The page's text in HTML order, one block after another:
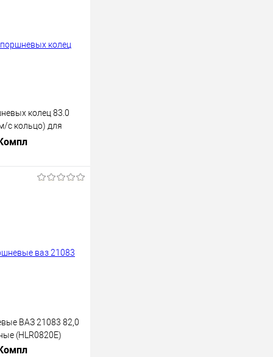
колец 83.0
с кольцо) для
Iskra MAREL
ВАЗ 21083 82,0
(HLR0820E)